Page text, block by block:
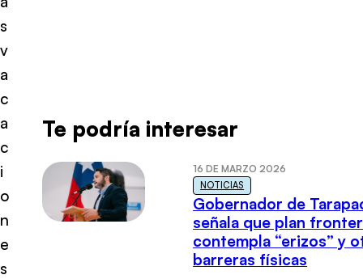
s
v
a
c
a
c
i
o
n
e
s
Te podría interesar
16 DE MARZO 2026
NOTICIAS
Gobernador de
señala que plan
contempla “erizos” y
barreras físicas